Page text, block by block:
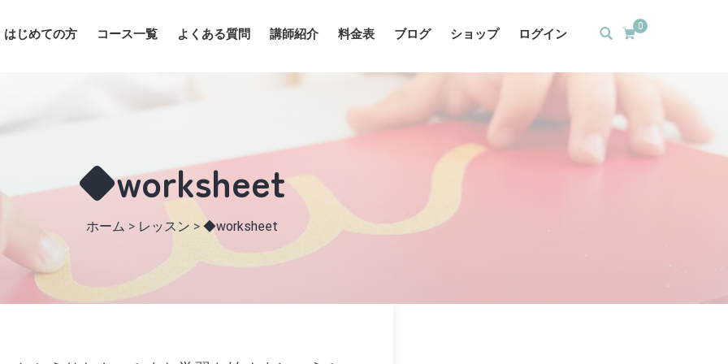
0
はじめての方 コース一覧 よくある質問 講師紹介 料金表 ブログ ショップ ログイン
◆worksheet
ホーム > レッスン > ◆worksheet